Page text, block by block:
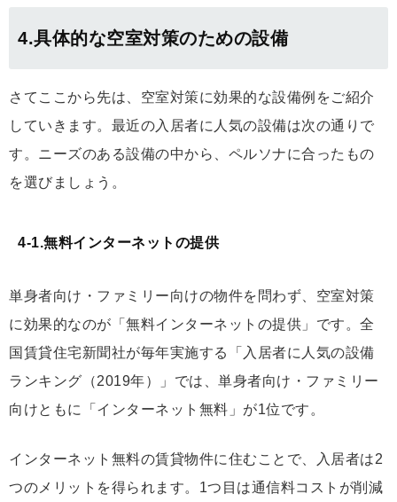
4.具体的な空室対策のための設備
さてここから先は、空室対策に効果的な設備例をご紹介
していきます。最近の入居者に人気の設備は次の通りで
す。ニーズのある設備の中から、ペルソナに合ったもの
を選びましょう。
4-1.無料インターネットの提供
単身者向け・ファミリー向けの物件を問わず、空室対策
に効果的なのが「無料インターネットの提供」です。全
国賃貸住宅新聞社が毎年実施する「入居者に人気の設備
ランキング（2019年）」では、単身者向け・ファミリー
向けともに「インターネット無料」が1位です。
インターネット無料の賃貸物件に住むことで、入居者は2
つのメリットを得られます。1つ目は通信料コストが削減